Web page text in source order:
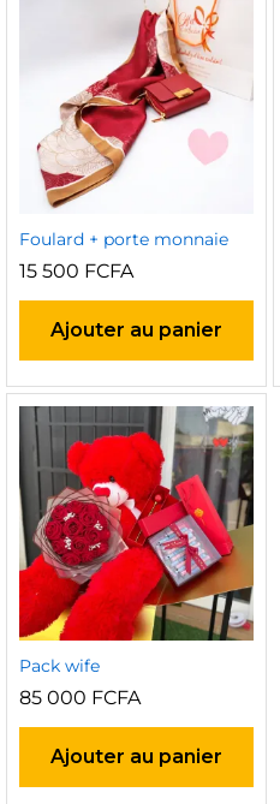
Foulard + porte monnaie
15 500 FCFA
Ajouter au panier
Pack wife
85 000 FCFA
Ajouter au panier